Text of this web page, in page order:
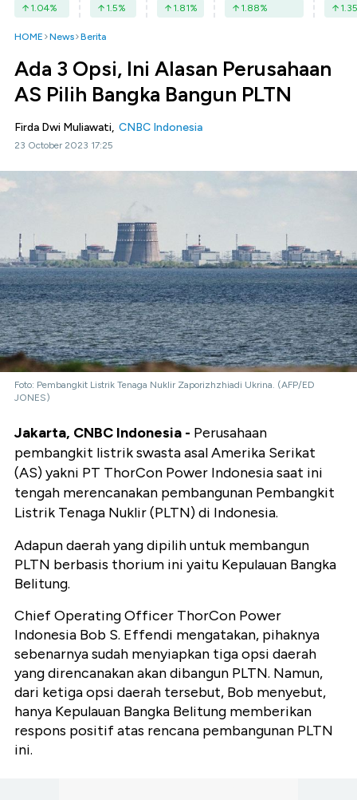
1.04% 1.5% 1.81% 1.88% 1.35
HOME News Berita
Ada 3 Opsi, Ini Alasan Perusahaan
AS Pilih Bangka Bangun PLTN
Firda Dwi Muliawati, CNBC Indonesia
23 October 2023 17:25
Foto: Pembangkit Listrik Tenaga Nuklir Zaporizhzhiadi Ukrina. (AFP/ED
JONES)
Jakarta, CNBC Indonesia - Perusahaan
pembangkit listrik swasta asal Amerika Serikat
(AS) yakni PT ThorCon Power Indonesia saat ini
tengah merencanakan pembangunan Pembangkit
Listrik Tenaga Nuklir (PLTN) di Indonesia.
Adapun daerah yang dipilih untuk membangun
PLTN berbasis thorium ini yaitu Kepulauan Bangka
Belitung.
Chief Operating Officer ThorCon Power
Indonesia Bob S. Effendi mengatakan, pihaknya
sebenarnya sudah menyiapkan tiga opsi daerah
yang direncanakan akan dibangun PLTN. Namun,
dari ketiga opsi daerah tersebut, Bob menyebut,
hanya Kepulauan Bangka Belitung memberikan
respons positif atas rencana pembangunan PLTN
ini.